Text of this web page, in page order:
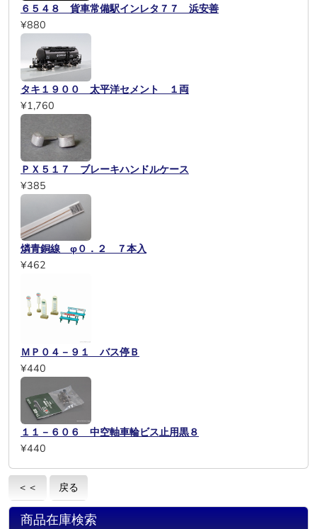
６５４８ 貨車常備駅インレタ７７ 浜安善
¥880
タキ１９００ 太平洋セメント １両
¥1,760
ＰＸ５１７ ブレーキハンドルケース
¥385
燐青銅線 φ０．２ ７本入
¥462
ＭＰ０４－９１ バス停Ｂ
¥440
１１－６０６ 中空軸車輪ビス止用黒８
¥440
＜＜ 戻る
商品在庫検索